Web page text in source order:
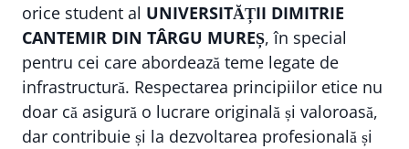
orice student al UNIVERSITĂȚII DIMITRIE
CANTEMIR DIN TÂRGU MUREȘ, în special
pentru cei care abordează teme legate de
infrastructură. Respectarea principiilor etice nu
doar că asigură o lucrare originală și valoroasă,
dar contribuie și la dezvoltarea profesională și